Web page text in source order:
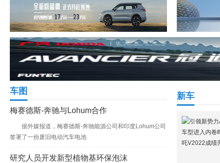
新车
车图
梅赛德斯-奔驰与Lohum合作
据外媒报道，梅赛德斯-奔驰能源公司和印度Lohum公司
签署了一份废旧电动汽车电池
研究人员开发新型植物基环保泡沫